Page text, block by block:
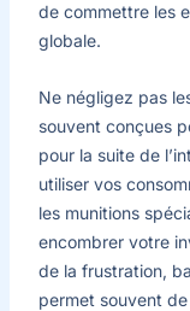
de commettre les
globale.
Ne négligez pas
souvent conçues
pour la suite de
utiliser vos
les munitions
encombrer votre
de la frustration,
permet souvent